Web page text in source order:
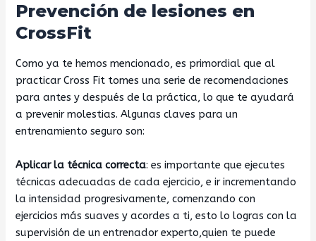
Prevención de lesiones en
CrossFit
Como ya te hemos mencionado, es primordial que al
practicar Cross Fit tomes una serie de recomendaciones
para antes y después de la práctica, lo que te ayudará
a prevenir molestias. Algunas claves para un
entrenamiento seguro son:
Aplicar la técnica correcta: es importante que ejecutes
técnicas adecuadas de cada ejercicio, e ir incrementando
la intensidad progresivamente, comenzando con
ejercicios más suaves y acordes a ti, esto lo logras con la
supervisión de un entrenador experto,quien te puede